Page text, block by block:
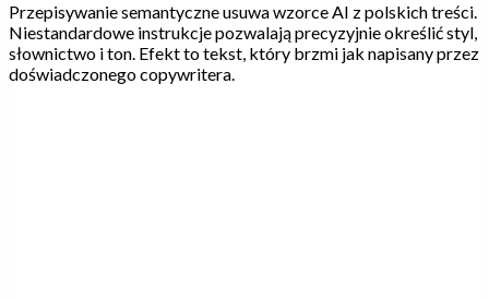
Przepisywanie semantyczne usuwa wzorce AI z polskich treści.
Niestandardowe instrukcje pozwalają precyzyjnie określić styl,
słownictwo i ton. Efekt to tekst, który brzmi jak napisany przez
doświadczonego copywritera.